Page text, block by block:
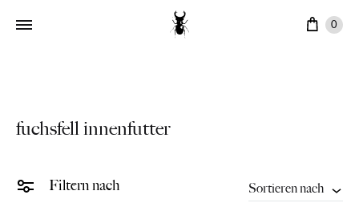
0
fuchsfell innenfutter
Filtern nach Sortieren nach